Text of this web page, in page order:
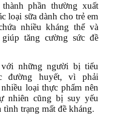
phần thường xuất
loại sữa dành cho trẻ em
nhiều kháng thể và
tăng cường sức đề
những người bị tiểu
đường huyết, vì phải
loại thực phẩm nên
nhiên cũng bị suy yếu
tình trạng mất đề kháng.